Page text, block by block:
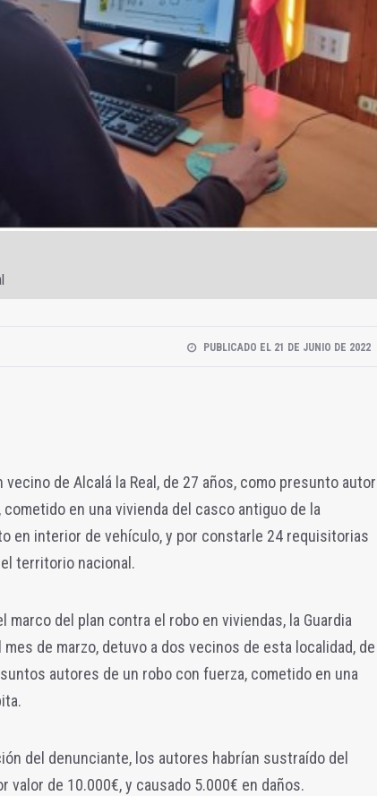
PUBLICADO EL 21 DE JUNIO DE 2022
vecino de Alcalá la Real, de 27 años, como presunto autor
en una vivienda del casco antiguo de la
en interior de vehículo, y por constarle 24 requisitorias
territorio nacional.
marco del plan contra el robo en viviendas, la Guardia
mes de marzo, detuvo a dos vecinos de esta localidad, de
autores de un robo con fuerza, cometido en una
del denunciante, los autores habrían sustraído del
de 10.000€, y causado 5.000€ en daños.